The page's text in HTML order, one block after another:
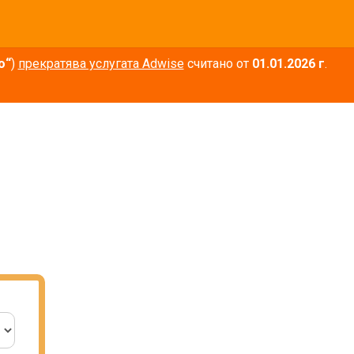
) прекратява услугата Adwiseсчитано от 01.01.2026 г.